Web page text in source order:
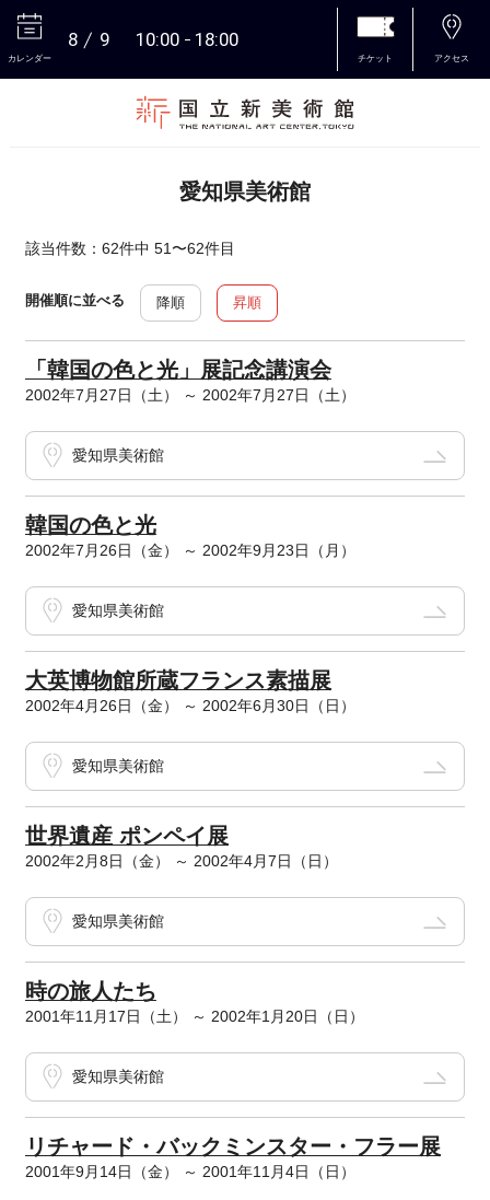
カレンダー
8 9 10:00 18:00
チケット アクセス
愛知県美術館
該当件数：62件中 51〜62件目
開催順に並べる 降順 昇順
「韓国の色と光」展記念講演会
2002年7月27日（土） ～ 2002年7月27日（土）
愛知県美術館
韓国の色と光
2002年7月26日（金） ～ 2002年9月23日（月）
愛知県美術館
大英博物館所蔵フランス素描展
2002年4月26日（金） ～ 2002年6月30日（日）
愛知県美術館
世界遺産 ポンペイ展
2002年2月8日（金） ～ 2002年4月7日（日）
愛知県美術館
時の旅人たち
2001年11月17日（土） ～ 2002年1月20日（日）
愛知県美術館
リチャード・バックミンスター・フラー展
2001年9月14日（金） ～ 2001年11月4日（日）